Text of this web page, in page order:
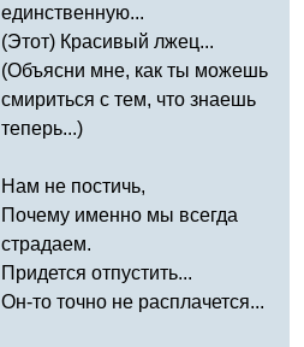
единственную...
(Этот) Красивый лжец...
(Объясни мне, как ты можешь
смириться с тем, что знаешь
теперь...)
Нам не постичь,
Почему именно мы всегда
страдаем.
Придется отпустить...
Он-то точно не расплачется...